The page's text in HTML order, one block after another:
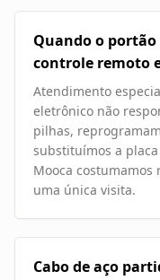
Quando o
controle remoto
Atendimento
eletrônico não
pilhas,
substituímos a
Mooca costumamos
uma única visita.
Cabo de aço